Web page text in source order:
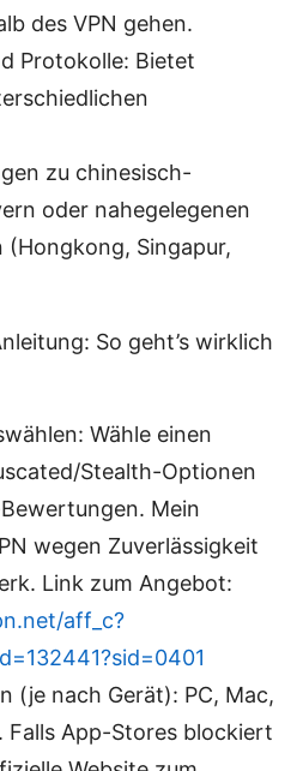
des VPN gehen.
Protokolle: Bietet
zu chinesisch-
oder nahegelegenen
Singapur,
So geht’s wirklich
Wähle einen
Stealth-Optionen
Mein
wegen Zuverlässigkeit
Link zum Angebot:
aff_c?
(je nach Gerät): PC, Mac,
Falls App-Stores blockiert